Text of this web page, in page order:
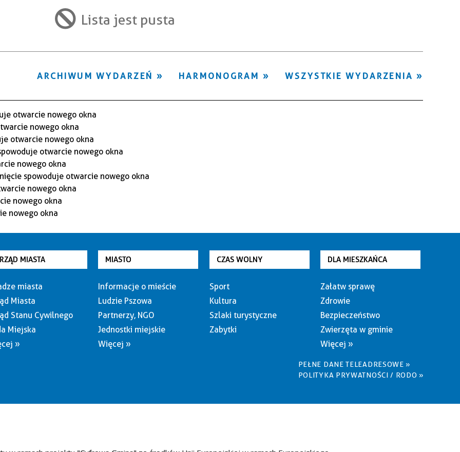
Miejsce
filtr
Lista jest pusta
WSZYSTKIE WYDARZENIA
HARMONOGRAM
ARCHIWUM WYDARZEŃ
MIASTA
miasta
Miasta
Stanu Cywilnego
Miejska
»
MIASTO
Informacje o mieście
Ludzie Pszowa
Partnerzy, NGO
Jednostki miejskie
Więcej »
CZAS WOLNY
Sport
Kultura
Szlaki turystyczne
Zabytki
DLA MIESZKAŃCA
Załatw sprawę
Zdrowie
Bezpieczeństwo
Zwierzęta w gminie
Więcej »
PEŁNE DANE TELEADRESOWE »
POLITYKA PRYWATNOŚCI / RODO »